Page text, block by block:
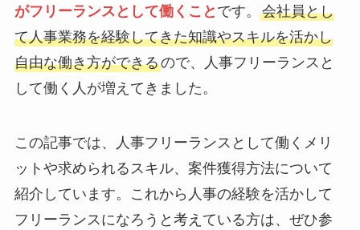
がフリーランスとして働くこと です。 会社員とし
て人事業務を経験してきた知識やスキルを活かし
自由な働き方ができるので、人事フリーランスと
して働く人が増えてきました。
この記事では、人事フリーランスとして働くメリ
ットや求められるスキル、案件獲得方法について
紹介しています。これから人事の経験を活かして
フリーランスになろうと考えている方は、ぜひ参